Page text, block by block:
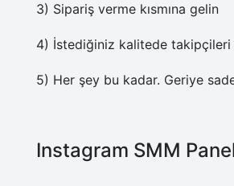
3) Sipariş verme kısmına gelin
4) İstediğiniz kalitede takipçileri
5) Her şey bu kadar. Geriye
Instagram SMM